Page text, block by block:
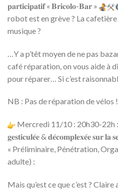
𝐩𝐚𝐫𝐭𝐢𝐜𝐢𝐩𝐚𝐭𝐢𝐟 « 𝐁𝐫𝐢𝐜𝐨𝐥𝐨-𝐁𝐚𝐫 »
robot est en grève ? La cafetière
musique ?
…Y a p’têt moyen de ne pas
café réparation, on vous aide à
pour réparer… Si c’est
NB : Pas de réparation de vélos !
Mercredi 11/10 : 20h30-22h :
𝐠𝐞𝐬𝐭𝐢𝐜𝐮𝐥𝐞́𝐞 & 𝐝𝐞́𝐜𝐨𝐦𝐩𝐥𝐞𝐱𝐞́𝐞 𝐬𝐮𝐫 𝐥𝐚
« Préliminaire, Pénétration,
adulte) :
Mais qu’est ce que c’est ?